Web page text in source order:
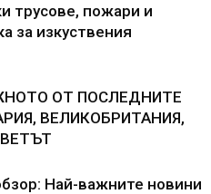
трусове, пожари и
за изкуствения
ОТ ПОСЛЕДНИТЕ
ВЕЛИКОБРИТАНИЯ,
Най-важните новини